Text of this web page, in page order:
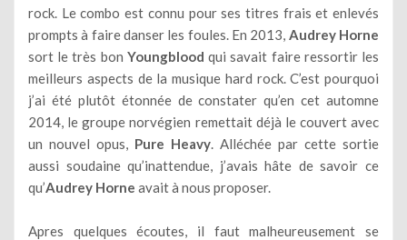
rock. Le combo est connu pour ses titres frais et enlevés
prompts à faire danser les foules. En 2013, Audrey Horne
sort le très bon Youngblood qui savait faire ressortir les
meilleurs aspects de la musique hard rock. C’est pourquoi
j’ai été plutôt étonnée de constater qu’en cet automne
2014, le groupe norvégien remettait déjà le couvert avec
un nouvel opus, Pure Heavy. Alléchée par cette sortie
aussi soudaine qu’inattendue, j’avais hâte de savoir ce
qu’Audrey Horne avait à nous proposer.
Apres quelques écoutes, il faut malheureusement se